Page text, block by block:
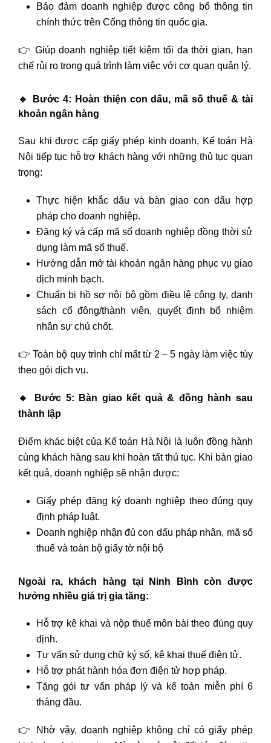
Bảo đảm doanh nghiệp được công bố thông tin
chính thức trên Cổng thông tin quốc gia.
👉 Giúp doanh nghiệp tiết kiệm tối đa thời gian, hạn
chế rủi ro trong quá trình làm việc với cơ quan quản lý.
🔹
Bước 4: Hoàn thiện con dấu, mã số thuế & tài
khoản ngân hàng
Sau khi được cấp giấy phép kinh doanh, Kế toán Hà
Nội tiếp tục hỗ trợ khách hàng với những thủ tục quan
trọng:
Thực hiện khắc dấu và bàn giao con dấu hợp
pháp cho doanh nghiệp.
Đăng ký và cấp mã số doanh nghiệp đồng thời sử
dụng làm mã số thuế.
Hướng dẫn mở tài khoản ngân hàng phục vụ giao
dịch minh bạch.
Chuẩn bị hồ sơ nội bộ gồm điều lệ công ty, danh
sách cổ đông/thành viên, quyết định bổ nhiệm
nhân sự chủ chốt.
👉 Toàn bộ quy trình chỉ mất từ 2 – 5 ngày làm việc tùy
theo gói dịch vụ.
🔹
Bước 5: Bàn giao kết quả & đồng hành sau
thành lập
Điểm khác biệt của Kế toán Hà Nội là luôn đồng hành
cùng khách hàng sau khi hoàn tất thủ tục. Khi bàn giao
kết quả, doanh nghiệp sẽ nhận được:
Giấy phép đăng ký doanh nghiệp theo đúng quy
định pháp luật.
Doanh nghiệp nhận đủ con dấu pháp nhân, mã số
thuế và toàn bộ giấy tờ nội bộ
Ngoài ra, khách hàng tại Ninh Bình còn được
hưởng nhiều giá trị gia tăng:
Hỗ trợ kê khai và nộp thuế môn bài theo đúng quy
định.
Tư vấn sử dụng chữ ký số, kê khai thuế điện tử.
Hỗ trợ phát hành hóa đơn điện tử hợp pháp.
Tặng gói tư vấn pháp lý và kế toán miễn phí 6
tháng đầu.
👉 Nhờ vậy, doanh nghiệp không chỉ có giấy phép